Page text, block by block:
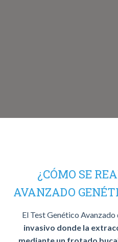
¿CÓMO SE
AVANZADO
El Test Genético Avanzado
invasivo donde la
mediante un frotado